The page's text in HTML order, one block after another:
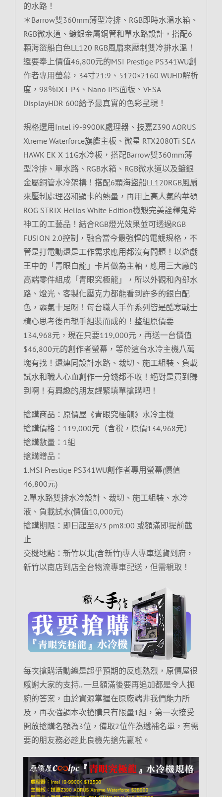
的水路！
＊Barrow雙360mm薄型冷排、RGB即時水溫水箱、
RGB微水道、鍍銀金屬銅管和單水路設計，搭配6
顆海盜船白色LL120 RGB風扇來壓制雙冷排水溫！
還要奉上價值46,800元的MSI Prestige PS341WU創
作者專用螢幕，34寸21:9、5120×2160 WUHD解析
度，98％DCI-P3、Nano IPS面板、VESA
DisplayHDR 600給予最真實的色彩呈現！
規格選用Intel i9-9900K處理器、技嘉Z390 AORUS
Xtreme Waterforce旗艦主板、微星 RTX2080Ti SEA
HAWK EK X 11G水冷板，搭配Barrow雙360mm薄
型冷排、單水路、RGB水箱、RGB微水道以及鍍銀
金屬銅管水冷架構！搭配6顆海盜船LL120RGB風扇
來壓制處理器和顯卡的熱量，再用上高人氣的華碩
ROG STRIX Helios White Edition機殼完美詮釋鬼斧
神工的工藝品！結合RGB燈光效果並可透過RGB
FUSION 2.0控制，融合當今最強悍的電競規格，不
管是打電動還是工作需求應用都沒有問題！以遊戲
王中的「青眼白龍」卡片做為主軸，應用三大廠的
高端零件組成「青眼究極龍」，所以外觀和內部水
路、燈光、客製化壓克力都能看到許多的銀白配
色，霸氣十足呀！每台職人手作系列皆是酷寒戰士
精心思考後再親手組裝而成的！整組原價要
134,968元，現在只要119,000元，再送一台價值
$46,800元的創作者螢幕，等於這台水冷主機八萬
塊有找！還連同設計水路、裁切、施工組裝、負載
試水和職人心血創作一分錢都不收！絕對是買到賺
到啊！有興趣的朋友趕緊填單搶購吧！
搶購商品：原價屋《青眼究極龍》水冷主機
搶購價格：119,000元（含稅，原價134,968元）
搶購數量：1組
搶購贈品：
1.MSI Prestige PS341WU創作者專用螢幕(價值
46,800元)
2.單水路雙排水冷設計、裁切、施工組裝、水冷
液、負載試水(價值10,000元)
搶購期限：即日起至8/3 pm8:00 或額滿即提前截
止
交機地點：新竹以北(含新竹)專人專車送貨到府，
新竹以南店到店全台物流專車配送，但需親取！
每次搶購活動總是超乎預期的反應熱烈，原價屋很
感謝大家的支持.. 一旦額滿後要再追加都是令人扼
腕的答案，由於資源掌握在原廠端非我們能力所
及，再次強調本次搶購只有限量1組，第一次接受
開放搶購名額為3位，備取2位作為遞補名單，有需
要的朋友務必趁此良機先搶先贏啦。